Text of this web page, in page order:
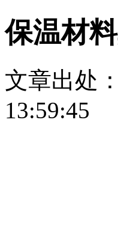
保温材
文章出处
13:59:45